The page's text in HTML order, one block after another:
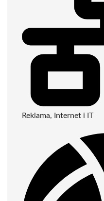
Reklama, Internet i IT